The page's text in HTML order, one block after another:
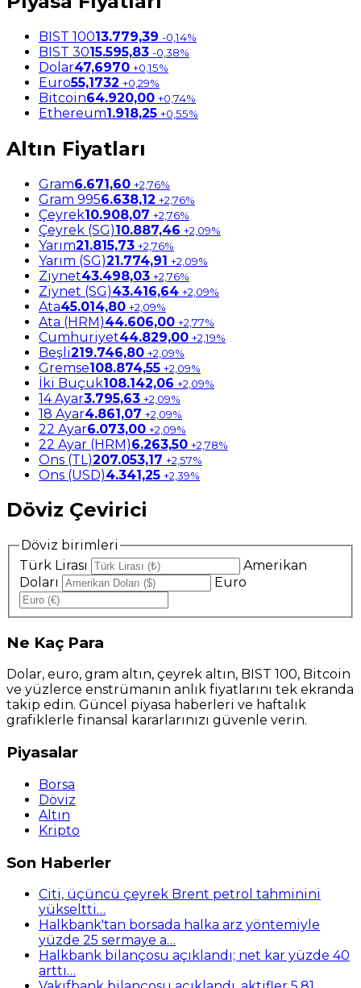
BIST 10013.779,39 -0,14%
BIST 3015.595,83 -0,38%
Dolar47,6970 +0,15%
Euro55,1732 +0,29%
Bitcoin64.920,00 +0,74%
Ethereum1.918,25 +0,55%
Altın Fiyatları
Gram6.671,60 +2,76%
Gram 9956.638,12 +2,76%
Çeyrek10.908,07 +2,76%
Çeyrek (SG)10.887,46 +2,09%
Yarım21.815,73 +2,76%
Yarım (SG)21.774,91 +2,09%
Ziynet43.498,03 +2,76%
Ziynet (SG)43.416,64 +2,09%
Ata45.014,80 +2,09%
Ata (HRM)44.606,00 +2,77%
Cumhuriyet44.829,00 +2,19%
Beşli219.746,80 +2,09%
Gremse108.874,55 +2,09%
İki Buçuk108.142,06 +2,09%
14 Ayar3.795,63 +2,09%
18 Ayar4.861,07 +2,09%
22 Ayar6.073,00 +2,09%
22 Ayar (HRM)6.263,50 +2,78%
Ons (TL)207.053,17 +2,57%
Ons (USD)4.341,25 +2,39%
Döviz Çevirici
Döviz birimleri
Türk Lirası
Amerikan
Doları
Euro
Ne Kaç Para
Dolar, euro, gram altın, çeyrek altın, BIST 100, Bitcoin
ve yüzlerce enstrümanın anlık fiyatlarını tek ekranda
takip edin. Güncel piyasa haberleri ve haftalık
grafiklerle finansal kararlarınızı güvenle verin.
Piyasalar
Borsa
Döviz
Altın
Kripto
Son Haberler
Citi, üçüncü çeyrek Brent petrol tahminini
yükseltti…
Halkbank'tan borsada halka arz yöntemiyle
yüzde 25 sermaye a…
Halkbank bilançosu açıklandı; net kar yüzde 40
arttı…